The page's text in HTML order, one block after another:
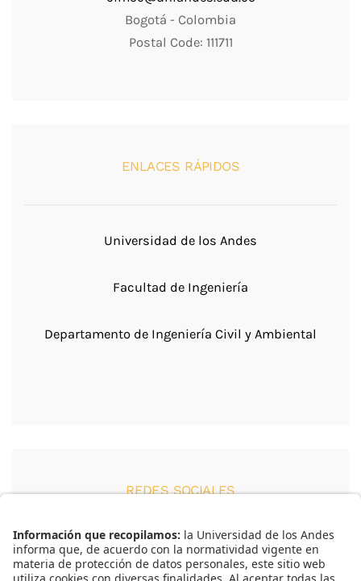
Bogotá - Colombia
Postal Code: 111711
ENLACES RÁPIDOS
Universidad de los Andes
Facultad de Ingeniería
Departamento de Ingeniería Civil y Ambiental
REDES SOCIALES